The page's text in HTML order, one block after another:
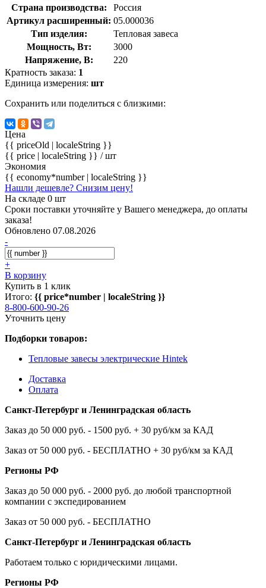
Страна производства:
Россия
Артикул расширенный: 05.000036
Тип изделия:
Тепловая завеса
Мощность, Вт:
3000
Напряжение, В:
220
Кратность заказа: 1
Единица измерения: шт
Сохранить или поделиться с близкими:
Цена
{{ priceOld | localeString }}
{{ price | localeString }} / шт
Экономия
{{ economy*number | localeString }}
Нашли дешевле? Снизим цену!
На складе 0 шт
Сроки поставки уточняйте у Вашего менеджера, до оплаты
заказа!
Обновлено 07.08.2026
-
+
В корзину
Купить в 1 клик
Итого: {{ price*number | localeString }}
8-800-600-90-26
Уточнить цену
Подборки товаров:
Тепловые завесы электрические Hintek
Доставка
Оплата
Санкт-Петербург и Ленинградская область
Заказ до 50 000 руб. - 1500 руб. + 30 руб/км за КАД
Заказ от 50 000 руб. - БЕСПЛАТНО + 30 руб/км за КАД
Регионы РФ
Заказ до 50 000 руб. - 2000 руб. до любой транспортной
компании с экспедированием
Заказ от 50 000 руб. - БЕСПЛАТНО
Санкт-Петербург и Ленинградская область
Работаем только с юридическими лицами.
Регионы РФ